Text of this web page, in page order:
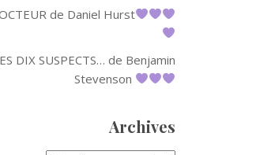
de Daniel Hurst
DIX SUSPECTS… de Benjamin
Stevenson
Archives